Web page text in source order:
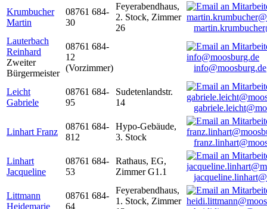
Krumbucher
Martin
08761 684-
30
Feyerabendhaus,
2. Stock, Zimmer
26
Lauterbach
Reinhard
Zweiter
Bürgermeister
08761 684-
12
(Vorzimmer)
info@moosburg.de
Leicht
Gabriele
08761 684-
95
Sudetenlandstr.
14
Linhart Franz
08761 684-
812
Hypo-Gebäude,
3. Stock
Linhart
Jacqueline
08761 684-
53
Rathaus, EG,
Zimmer G1.1
Littmann
Heidemarie
08761 684-
64
Feyerabendhaus,
1. Stock, Zimmer